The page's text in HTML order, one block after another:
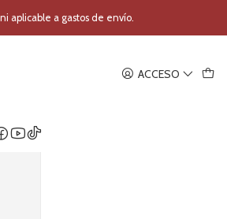
ACCESO
aplicable a gastos de envío.